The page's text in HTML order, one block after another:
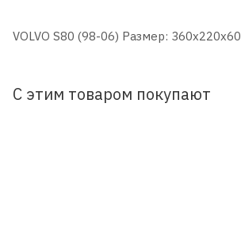
VOLVO S80 (98-06) Размер: 360x220x60
С этим товаром покупают